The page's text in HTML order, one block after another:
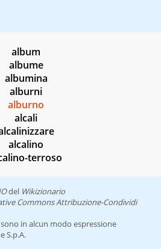
album
albume
albumina
alburni
alburno
alcali
alcalino
terroso
del Wikizionario
Commons Attribuzione-Condividi
in alcun modo espressione
S.p.A.